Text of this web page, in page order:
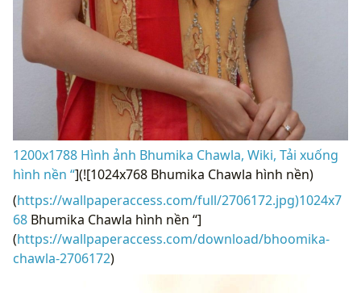
1200x1788 Hình ảnh Bhumika Chawla, Wiki, Tải xuống
hình nền “](![1024x768 Bhumika Chawla hình nền)
(https://wallpaperaccess.com/full/2706172.jpg)1024x7
68 Bhumika Chawla hình nền “]
(https://wallpaperaccess.com/download/bhoomika-
chawla-2706172)